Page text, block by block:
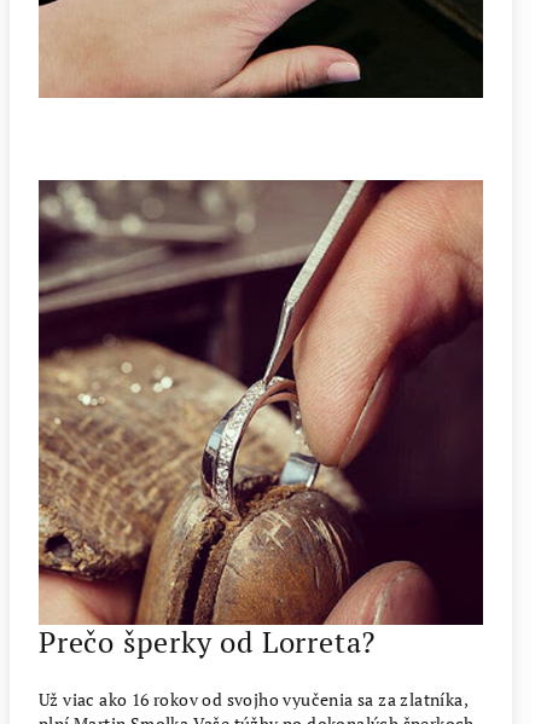
Prečo šperky od Lorreta?
Už viac ako 16 rokov od svojho vyučenia sa za zlatníka,